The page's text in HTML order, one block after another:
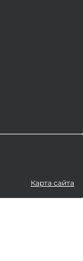
Карта сайта